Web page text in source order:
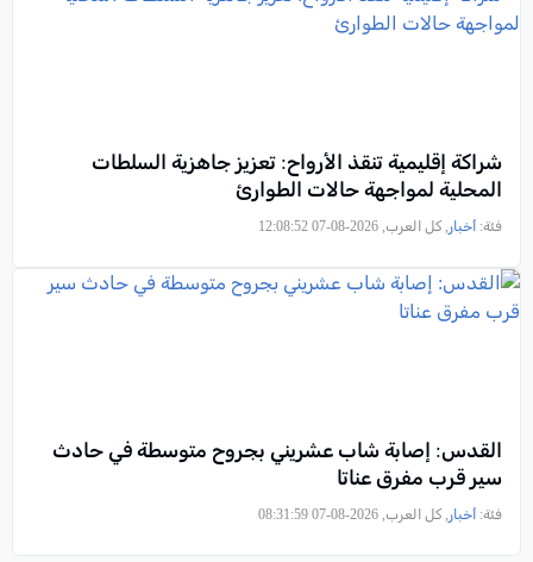
شراكة إقليمية تنقذ الأرواح: تعزيز جاهزية السلطات
المحلية لمواجهة حالات الطوارئ
فئة: أخبار , كل العرب, 2026-08-07 12:08:52
القدس: إصابة شاب عشريني بجروح متوسطة في حادث
سير قرب مفرق عناتا
فئة: أخبار , كل العرب, 2026-08-07 08:31:59